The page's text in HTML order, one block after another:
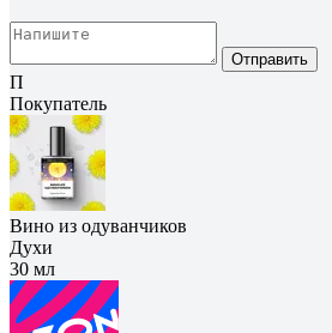
Отправить
П
Покупатель
Вино из одуванчиков
Духи
30 мл